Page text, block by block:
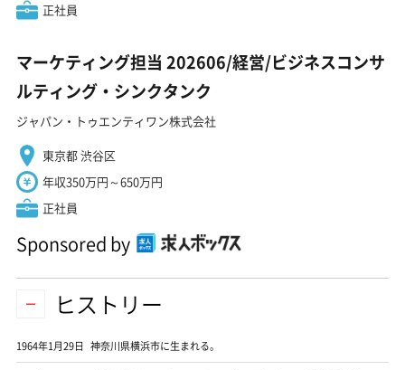
正社員
マーケティング担当 202606/経営/ビジネスコンサ
ルティング・シンクタンク
ジャパン・トゥエンティワン株式会社
東京都 渋谷区
年収350万円～650万円
正社員
Sponsored by
ヒストリー
1964年1月29日 神奈川県横浜市に生まれる。